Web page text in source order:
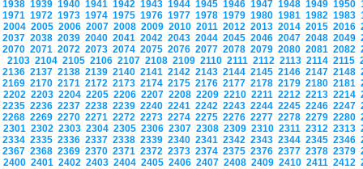
1938 1939 1940 1941 1942 1943 1944 1945 1946 1947 1948 1949 1950
1971 1972 1973 1974 1975 1976 1977 1978 1979 1980 1981 1982 1983
2004 2005 2006 2007 2008 2009 2010 2011 2012 2013 2014 2015 2016
2037 2038 2039 2040 2041 2042 2043 2044 2045 2046 2047 2048 2049
2070 2071 2072 2073 2074 2075 2076 2077 2078 2079 2080 2081 2082
2103 2104 2105 2106 2107 2108 2109 2110 2111 2112 2113 2114 2115
2136 2137 2138 2139 2140 2141 2142 2143 2144 2145 2146 2147 2148
2169 2170 2171 2172 2173 2174 2175 2176 2177 2178 2179 2180 2181
2202 2203 2204 2205 2206 2207 2208 2209 2210 2211 2212 2213 2214
2235 2236 2237 2238 2239 2240 2241 2242 2243 2244 2245 2246 2247
2268 2269 2270 2271 2272 2273 2274 2275 2276 2277 2278 2279 2280
2301 2302 2303 2304 2305 2306 2307 2308 2309 2310 2311 2312 2313
2334 2335 2336 2337 2338 2339 2340 2341 2342 2343 2344 2345 2346
2367 2368 2369 2370 2371 2372 2373 2374 2375 2376 2377 2378 2379
2400 2401 2402 2403 2404 2405 2406 2407 2408 2409 2410 2411 2412